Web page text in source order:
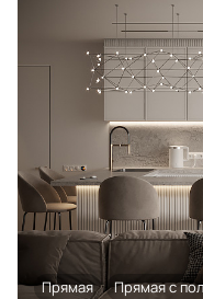
Прямая Прямая с